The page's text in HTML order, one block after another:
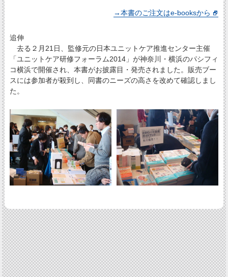
→本書のご注文はe-booksから
追伸
去る２月21日、監修元の日本ユニットケア推進センター主催
「ユニットケア研修フォーラム2014」が神奈川・横浜のパシフィ
コ横浜で開催され、本書がお披露目・発売されました。販売ブー
スには参加者が殺到し、同書のニーズの高さを改めて確認しまし
た。